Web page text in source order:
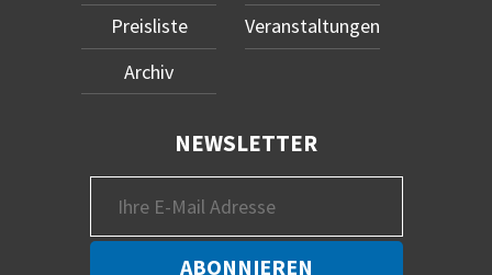
Preisliste
Archiv
Veranstaltungen
NEWSLETTER